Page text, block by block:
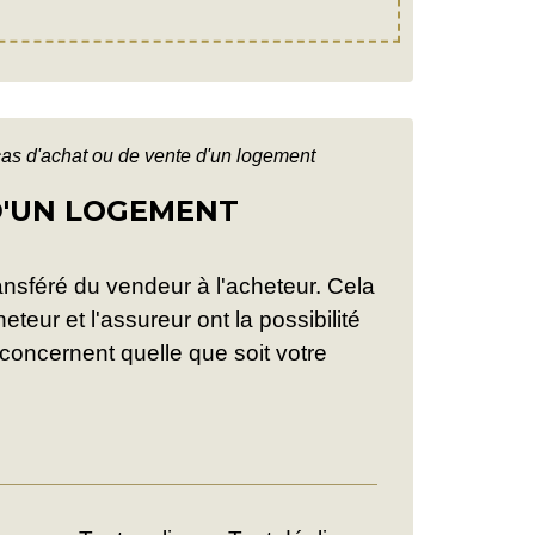
d'achat ou de vente d'un logement
LOGEMENT
du vendeur à l'acheteur. Cela
et l'assureur ont la possibilité
quelle que soit votre